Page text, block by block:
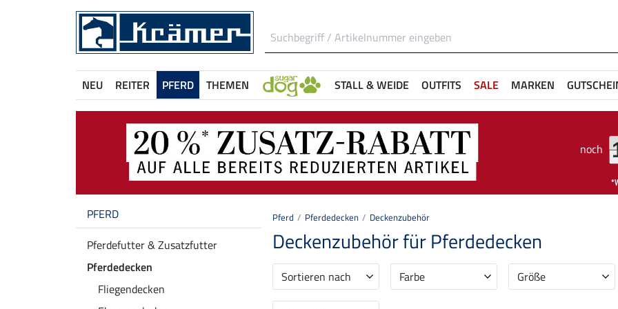
NEU REITER PFERD THEMEN STALL & WEIDE OUTFITS SALE MARKEN
noch
PFERD
Pferdefutter & Zusatzfutter
Pferdedecken
Fliegendecken
Pferd Pferdedecken Deckenzubehör
Deckenzubehör für Pferdedecken
Sortieren nach Farbe Größe